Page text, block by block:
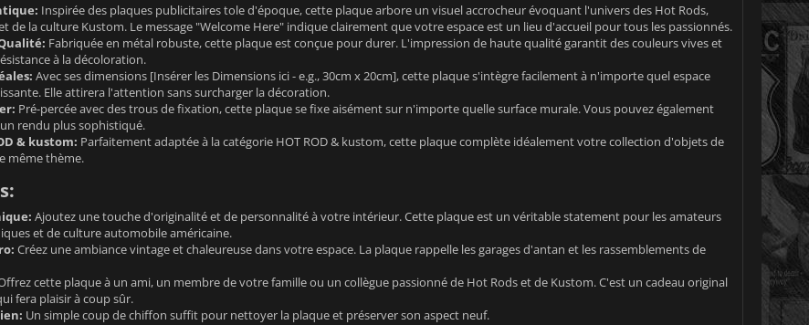
Inspirée des plaques publicitaires tole d'époque, cette plaque arbore un visuel accrocheur évoquant l'univers des Hot Rods,
de la culture Kustom. Le message "Welcome Here" indique clairement que votre espace est un lieu d'accueil pour tous les passionnés.
Fabriquée en métal robuste, cette plaque est conçue pour durer. L'impression de haute qualité garantit des couleurs vives et
à la décoloration.
Avec ses dimensions [Insérer les Dimensions ici - e.g., 30cm x 20cm], cette plaque s'intègre facilement à n'importe quel espace
Elle attirera l'attention sans surcharger la décoration.
Pré-percée avec des trous de fixation, cette plaque se fixe aisément sur n'importe quelle surface murale. Vous pouvez également
rendu plus sophistiqué.
& kustom: Parfaitement adaptée à la catégorie HOT ROD & kustom, cette plaque complète idéalement votre collection d'objets de
même thème.
Ajoutez une touche d'originalité et de personnalité à votre intérieur. Cette plaque est un véritable statement pour les amateurs
et de culture automobile américaine.
Créez une ambiance vintage et chaleureuse dans votre espace. La plaque rappelle les garages d'antan et les rassemblements de
cette plaque à un ami, un membre de votre famille ou un collègue passionné de Hot Rods et de Kustom. C'est un cadeau original
fera plaisir à coup sûr.
Un simple coup de chiffon suffit pour nettoyer la plaque et préserver son aspect neuf.